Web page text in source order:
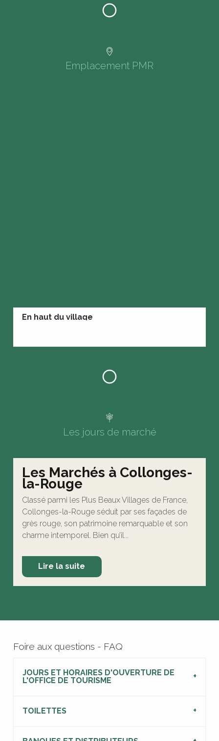
Emplacement PMR​
En haut du village
Les jours de marché
Les Marchés à Collonges-
la-Rouge
Classé parmi les Plus Beaux Villages de France,
Collonges-la-Rouge séduit par ses façades de
grès rouge, son patrimoine remarquable et son
charme intemporel. Bien qu’il...
Lire la suite
Foire aux questions - FAQ
JOURS ET HORAIRES D'OUVERTURE DE
L'OFFICE DE TOURISME
TOILETTES